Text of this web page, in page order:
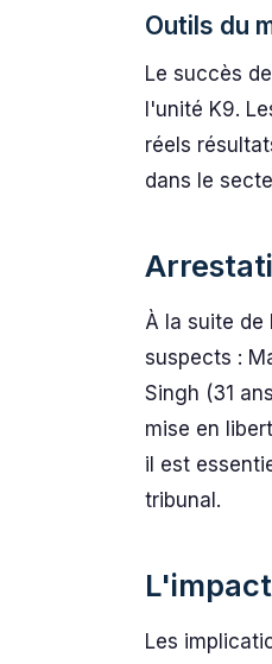
Outils du
Le succès
l'unité K9.
réels
dans le
À la suite de
suspects :
Singh (31
mise en
il est
tribunal.
Les